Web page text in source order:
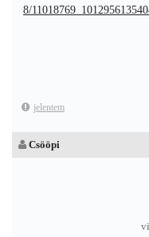
8/
jelentem
Csööpi